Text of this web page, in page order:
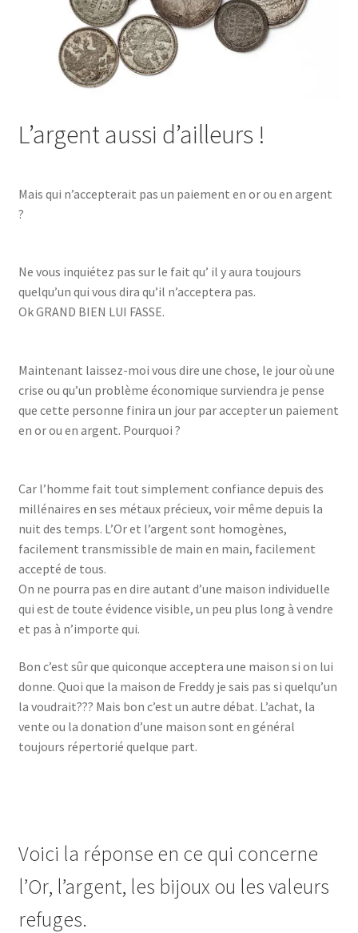
L’argent aussi d’ailleurs !
Mais qui n’accepterait pas un paiement en or ou en argent
?
Ne vous inquiétez pas sur le fait qu’ il y aura toujours
quelqu’un qui vous dira qu’il n’acceptera pas.
Ok GRAND BIEN LUI FASSE.
Maintenant laissez-moi vous dire une chose, le jour où une
crise ou qu’un problème économique surviendra je pense
que cette personne finira un jour par accepter un paiement
en or ou en argent. Pourquoi ?
Car l’homme fait tout simplement confiance depuis des
millénaires en ses métaux précieux, voir même depuis la
nuit des temps. L’Or et l’argent sont homogènes,
facilement transmissible de main en main, facilement
accepté de tous.
On ne pourra pas en dire autant d’une maison individuelle
qui est de toute évidence visible, un peu plus long à vendre
et pas à n’importe qui.
Bon c’est sûr que quiconque acceptera une maison si on lui
donne. Quoi que la maison de Freddy je sais pas si quelqu’un
la voudrait??? Mais bon c’est un autre débat. L’achat, la
vente ou la donation d’une maison sont en général
toujours répertorié quelque part.
Voici la réponse en ce qui concerne
l’Or, l’argent, les bijoux ou les valeurs
refuges.